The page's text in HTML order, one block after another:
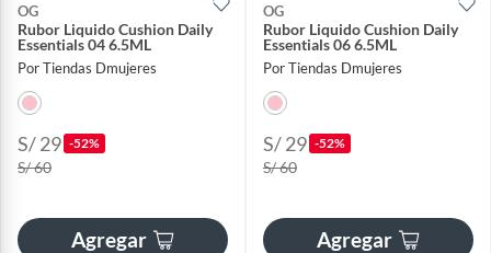
OG
Rubor Liquido Cushion Daily
Essentials 04 6.5ML
Por Tiendas Dmujeres
S/ 29 -52%
S/ 60
Agregar
OG
Rubor Liquido Cushion Daily
Essentials 06 6.5ML
Por Tiendas Dmujeres
S/ 29 -52%
S/ 60
Agregar